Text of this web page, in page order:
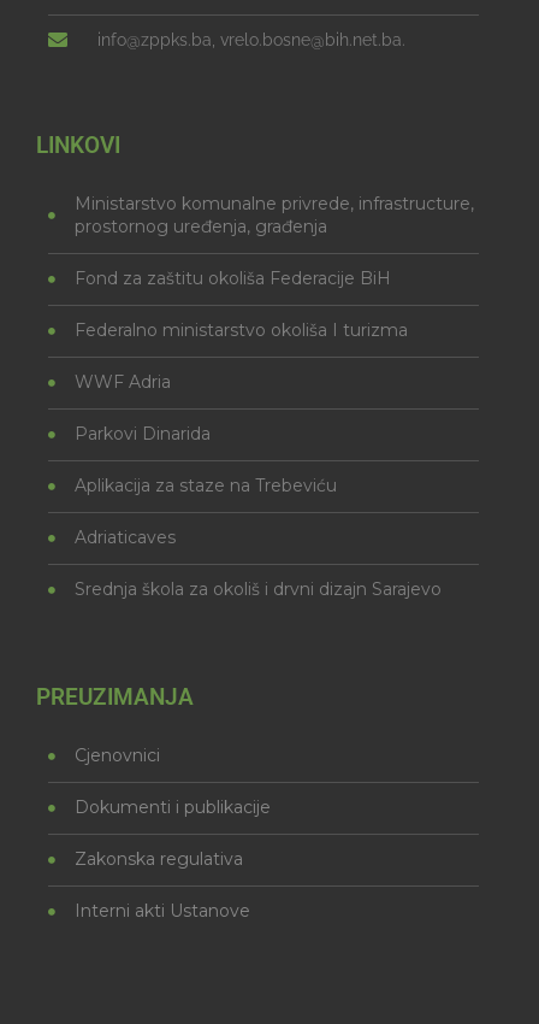
info@zppks.ba, vrelo.bosne@bih.net.ba.
LINKOVI
Ministarstvo komunalne privrede, infrastructure,
prostornog uređenja, građenja
Fond za zaštitu okoliša Federacije BiH
Federalno ministarstvo okoliša I turizma
WWF Adria
Parkovi Dinarida
Aplikacija za staze na Trebeviću
Adriaticaves
Srednja škola za okoliš i drvni dizajn Sarajevo
PREUZIMANJA
Cjenovnici
Dokumenti i publikacije
Zakonska regulativa
Interni akti Ustanove